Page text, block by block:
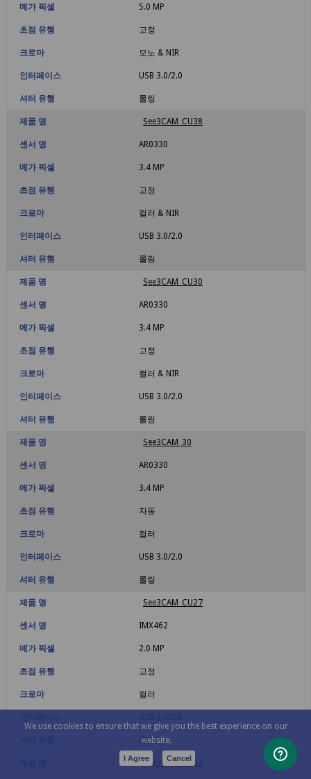
메가 픽셀 5.0 MP
초점 유행 고정
크로마 모노 & NIR
인터페이스 USB 3.0/2.0
셔터 유행 롤링
제품 명 See3CAM_CU38
센서 명 AR0330
메가 픽셀 3.4 MP
초점 유행 고정
크로마 컬러 & NIR
인터페이스 USB 3.0/2.0
셔터 유행 롤링
제품 명 See3CAM_CU30
센서 명 AR0330
메가 픽셀 3.4 MP
초점 유행 고정
크로마 컬러 & NIR
인터페이스 USB 3.0/2.0
셔터 유행 롤링
제품 명 See3CAM_30
센서 명 AR0330
메가 픽셀 3.4 MP
초점 유행 자동
크로마 컬러
인터페이스 USB 3.0/2.0
셔터 유행 롤링
제품 명 See3CAM_CU27
센서 명 IMX462
메가 픽셀 2.0 MP
초점 유행 고정
크로마 컬러
롤링
See3CAM_CU22
We use cookies to ensure that we give you the best experience on our
website.
I Agree Cancel